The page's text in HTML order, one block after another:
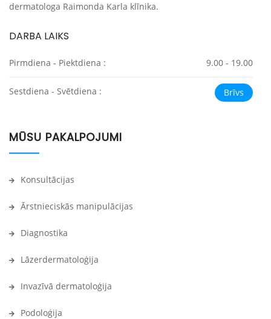
dermatologa Raimonda Karla klīnika.
DARBA LAIKS
Pirmdiena - Piektdiena : 9.00 - 19.00
Sestdiena - Svētdiena : Brīvs
MŪSU PAKALPOJUMI
Konsultācijas
Ārstnieciskās manipulācijas
Diagnostika
Lāzerdermatoloģija
Invazīvā dermatoloģija
Podoloģija